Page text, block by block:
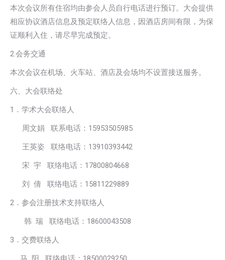
本次会议所有住宿均由参会人员自行电话进行预订。大会提供
相应协议酒店信息及预定联络人信息，因酒店房间有限，为保
证顺利入住，请尽早完成预定。
2.会务交通
本次会议在机场、火车站、酒店及会场均不设置接送服务。
六、大会联络处
1．学术大会联络人
周文娟 联系电话：15953505985
王英姿 联络电话：13910393442
宋 宇 联络电话：17800804668
刘 倩 联络电话：15811229889
2．参会注册技术支持联络人
韩 瑞 联络电话：18600043508
3．交费联络人